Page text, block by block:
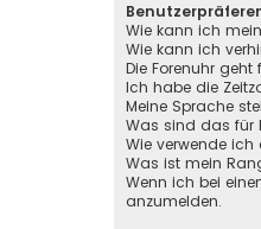
Wie kann ich
Wie kann ich
Die Forenuhr geht
Ich habe die
Meine Sprache
Was sind das für
Wie verwende ich
Was ist mein
Wenn ich bei
anzumelden.